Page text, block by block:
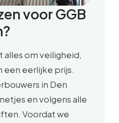
voor GGB
alles om veiligheid,
een eerlijke prijs.
in Den
en volgens alle
Voordat we